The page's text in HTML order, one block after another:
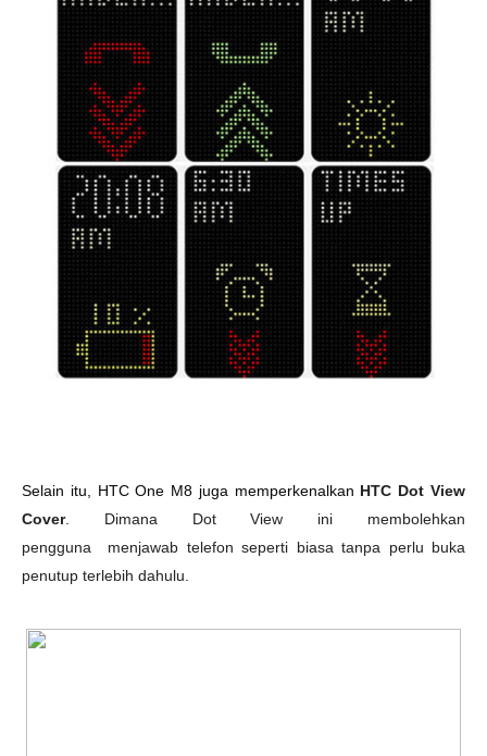
Selain itu, HTC One M8 juga memperkenalkan HTC Dot View
Cover. Dimana Dot View ini membolehkan
pengguna
menjawab telefon seperti biasa tanpa perlu buka
penutup terlebih dahulu.